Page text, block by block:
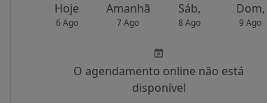
Hoje
6 Ago
Amanhã
7 Ago
Sáb,
8 Ago
Dom,
9 Ago
O agendamento online não está
disponível